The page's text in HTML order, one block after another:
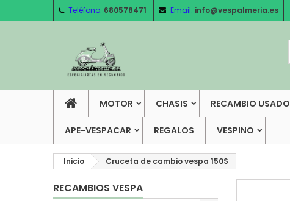
Teléfono: 680578471 Email: info@vespalmeria.es
MOTOR CHASIS RECAMBIO USADO
APE-VESPACAR REGALOS VESPINO
Inicio Cruceta de cambio vespa 150S
RECAMBIOS VESPA